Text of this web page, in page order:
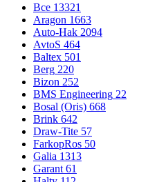
Все 13321
Aragon 1663
Auto-Hak 2094
AvtoS 464
Baltex 501
Berg 220
Bizon 252
BMS Engineering 22
Bosal (Oris) 668
Brink 642
Draw-Tite 57
FarkopRos 50
Galia 1313
Garant 61